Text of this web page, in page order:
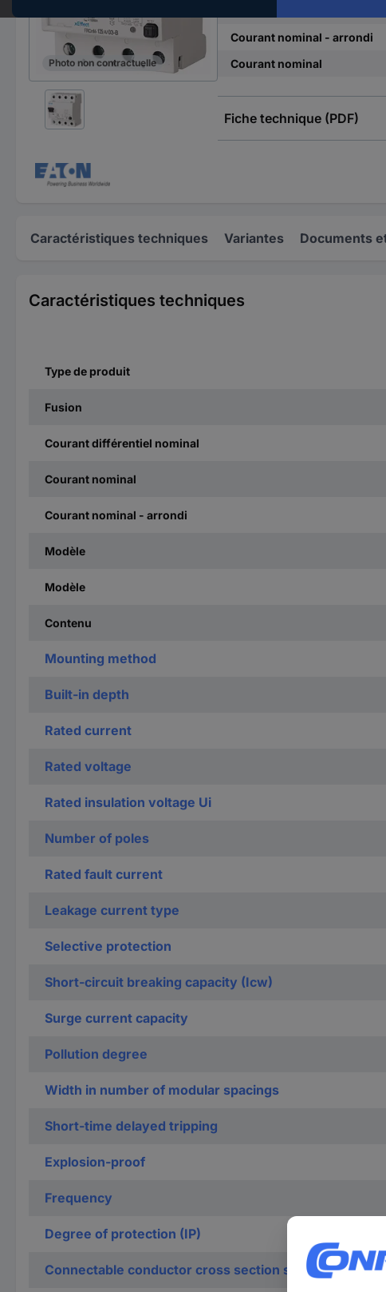
Photo non contractuelle
Courant nominal - arrondi
Courant nominal
Fiche technique (PDF)
Caractéristiques techniques Variantes Documents
Caractéristiques techniques
Type de produit
Fusion
Courant différentiel nominal
Courant nominal
Courant nominal - arrondi
Modèle
Modèle
Contenu
Mounting method
Built-in depth
Rated current
Rated voltage
Rated insulation voltage Ui
Number of poles
Rated fault current
Leakage current type
Selective protection
Short-circuit breaking capacity (Icw)
Surge current capacity
Pollution degree
Width in number of modular spacings
Short-time delayed tripping
Explosion-proof
Frequency
Degree of protection (IP)
Connectable conductor cross section solid-core